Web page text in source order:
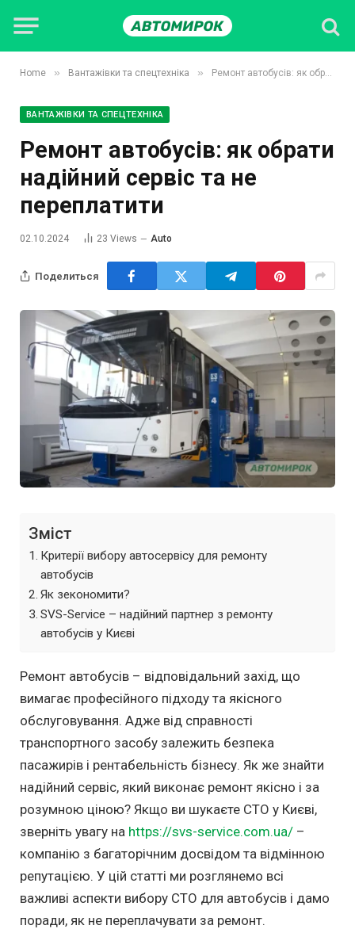
Home » Вантажівки та спецтехніка » Ремонт автобусів: як обрати надійний сервіс та не переплатити
ВАНТАЖІВКИ ТА СПЕЦТЕХНІКА
Ремонт автобусів: як обрати
надійний сервіс та не
переплатити
02.10.2024 23 Views Auto
Поделиться
Зміст
Критерії вибору автосервісу для ремонту
автобусів
Як зекономити?
SVS-Service – надійний партнер з ремонту
автобусів у Києві
Ремонт автобусів – відповідальний захід, що
вимагає професійного підходу та якісного
обслуговування. Адже від справності
транспортного засобу залежить безпека
пасажирів і рентабельність бізнесу. Як же знайти
надійний сервіс, який виконає ремонт якісно і за
розумною ціною? Якщо ви шукаєте СТО у Києві,
зверніть увагу на https://svs-service.com.ua/ –
компанію з багаторічним досвідом та відмінною
репутацією. У цій статті ми розглянемо всі
важливі аспекти вибору СТО для автобусів і дамо
поради, як не переплачувати за ремонт.